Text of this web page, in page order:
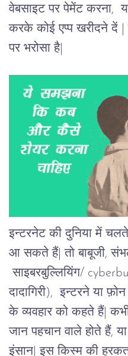
वेबसाइट पर पेमेंट करना,
करके कोई एप्प खरीदने दें
पर भरोसा है|
इन्टरनेट की दुनिया में
आ सकते हैं| तो बाबूजी,
साइबरबुल्लियिंग/
दादागिरी), इन्टरने या
के व्यवहार को कहते हैं|
जान पहचान वाले होते हैं,
इंसान| इस किस्म की